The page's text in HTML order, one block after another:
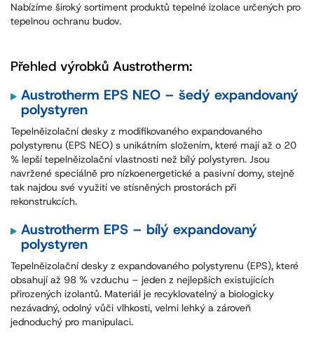
Nabízíme široký sortiment produktů tepelné izolace určených pro
tepelnou ochranu budov.
Přehled výrobků Austrotherm:
Austrotherm EPS NEO – šedý expandovaný
polystyren
Tepelněizolační desky z modifikovaného expandovaného
polystyrenu (EPS NEO) s unikátním složením, které mají až o 20
% lepší tepelněizolační vlastnosti než bílý polystyren. Jsou
navržené speciálně pro nízkoenergetické a pasivní domy, stejně
tak najdou své využití ve stísněných prostorách při
rekonstrukcích.
Austrotherm EPS – bílý expandovaný
polystyren
Tepelněizolační desky z expandovaného polystyrenu (EPS), které
obsahují až 98 % vzduchu – jeden z nejlepších existujících
přirozených izolantů. Materiál je recyklovatelný a biologicky
nezávadný, odolný vůči vlhkosti, velmi lehký a zároveň
jednoduchý pro manipulaci.